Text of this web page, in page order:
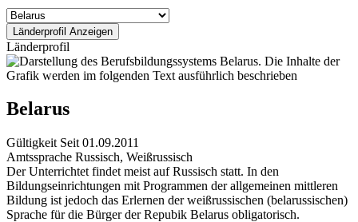
Länderprofil
Belarus
Gültigkeit Seit 01.09.2011
Amtssprache Russisch, Weißrussisch
Der Unterrichtet findet meist auf Russisch statt. In den
Bildungseinrichtungen mit Programmen der allgemeinen mittleren
Bildung ist jedoch das Erlernen der weißrussischen (belarussischen)
Sprache für die Bürger der Repubik Belarus obligatorisch.